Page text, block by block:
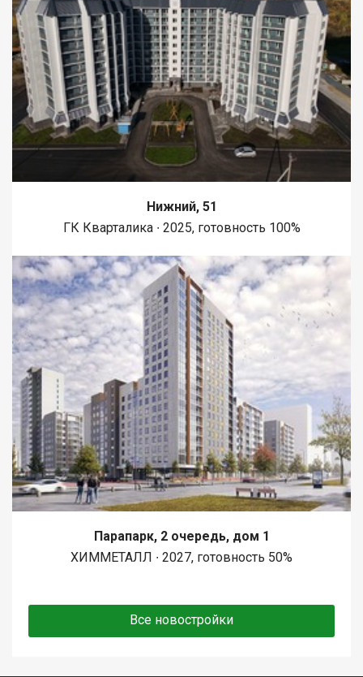
Нижний, 51
ГК Кварталика ∙ 2025, готовность 100%
Парапарк, 2 очередь, дом 1
ХИММЕТАЛЛ ∙ 2027, готовность 50%
Все новостройки